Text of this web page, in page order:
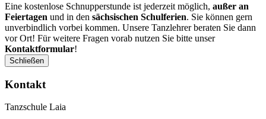
Eine kostenlose Schnupperstunde ist jederzeit möglich, außer an
Feiertagen und in den sächsischen Schulferien. Sie können gern
unverbindlich vorbei kommen. Unsere Tanzlehrer beraten Sie dann
vor Ort! Für weitere Fragen vorab nutzen Sie bitte unser
Kontaktformular!
Schließen
Kontakt
Tanzschule Laia